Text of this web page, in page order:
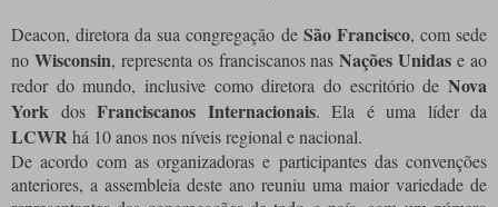
Deacon, diretora da sua congregação de São Francisco, com sede
no Wisconsin, representa os franciscanos nasNações Unidas e ao
redor do mundo, inclusive como diretora do escritório de Nova
York dos Franciscanos Internacionais. Ela é uma líder da
LCWRhá 10 anos nos níveis regional e nacional.
De acordo com as organizadoras e participantes das convenções
anteriores, a assembleia deste ano reuniu uma maior variedade de